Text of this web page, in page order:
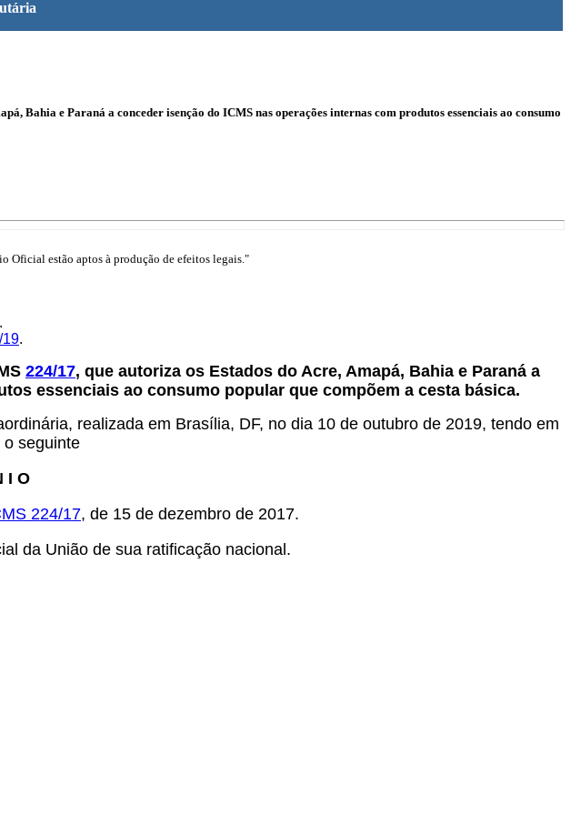
Bahia e Paraná a conceder isenção do ICMS nas operações internas com produtos essenciais ao consumo
Oficial estão aptos à produção de efeitos legais."
19.
224/17, que autoriza os Estados do Acre, Amapá, Bahia e Paraná a
essenciais ao consumo popular que compõem a cesta básica.
realizada em Brasília, DF, no dia 10 de outubro de 2019, tendo em
o seguinte
I O
224/17, de 15 de dezembro de 2017.
da União de sua ratificação nacional.